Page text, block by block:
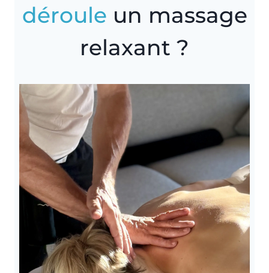
déroule un massage
relaxant ?